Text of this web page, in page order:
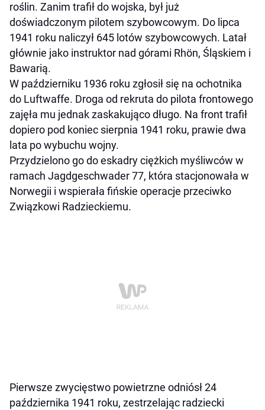
roślin. Zanim trafił do wojska, był już
doświadczonym pilotem szybowcowym. Do lipca
1941 roku naliczył 645 lotów szybowcowych. Latał
głównie jako instruktor nad górami Rhön, Śląskiem i
Bawarią.
W październiku 1936 roku zgłosił się na ochotnika
do Luftwaffe. Droga od rekruta do pilota frontowego
zajęła mu jednak zaskakująco długo. Na front trafił
dopiero pod koniec sierpnia 1941 roku, prawie dwa
lata po wybuchu wojny.
Przydzielono go do eskadry ciężkich myśliwców w
ramach Jagdgeschwader 77, która stacjonowała w
Norwegii i wspierała fińskie operacje przeciwko
Związkowi Radzieckiemu.
Pierwsze zwycięstwo powietrzne odniósł 24
października 1941 roku, zestrzelając radziecki